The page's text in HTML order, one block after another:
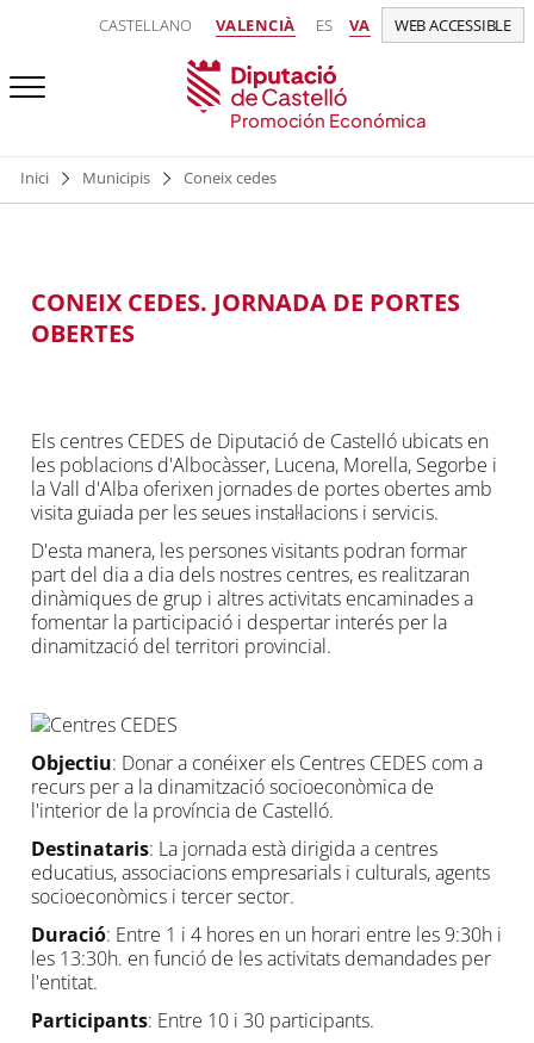
CASTELLANO VALENCIÀ ES VA WEB ACCESSIBLE
Promoción Económica
Inici Municipis Coneix cedes
CONEIX CEDES. JORNADA DE PORTES
OBERTES
Els centres CEDES de Diputació de Castelló ubicats en
les poblacions d'Albocàsser, Lucena, Morella, Segorbe i
la Vall d'Alba oferixen jornades de portes obertes amb
visita guiada per les seues instal·lacions i servicis.
D'esta manera, les persones visitants podran formar
part del dia a dia dels nostres centres, es realitzaran
dinàmiques de grup i altres activitats encaminades a
fomentar la participació i despertar interés per la
dinamització del territori provincial.
Objectiu: Donar a conéixer els Centres CEDES com a
recurs per a la dinamització socioeconòmica de
l'interior de la província de Castelló.
Destinataris: La jornada està dirigida a centres
educatius, associacions empresarials i culturals, agents
socioeconòmics i tercer sector.
Duració: Entre 1 i 4 hores en un horari entre les 9:30h i
les 13:30h. en funció de les activitats demandades per
l'entitat.
Participants: Entre 10 i 30 participants.